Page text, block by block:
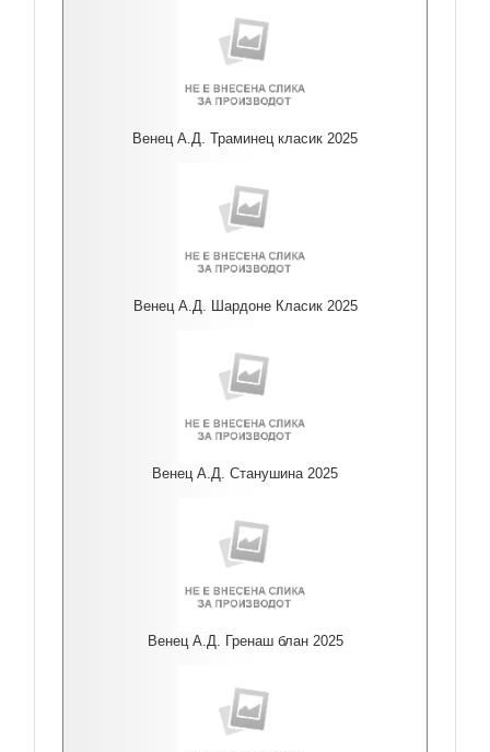
Венец А.Д. Траминец класик 2025
Венец А.Д. Шардоне Класик 2025
Венец А.Д. Станушина 2025
Венец А.Д. Гренаш блан 2025